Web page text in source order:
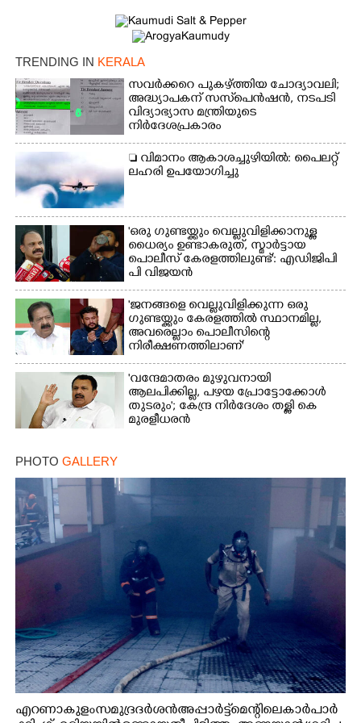
TRENDING IN KERALA
സവർക്കറെ പുകഴ്ത്തിയ ചോദ്യാവലി;
അദ്ധ്യാപകന് സസ്‌പെൻഷൻ, നടപടി
വിദ്യാഭ്യാസ മന്ത്രിയുടെ
നിർദേശപ്രകാരം
 വിമാനം ആകാശച്ചുഴിയിൽ: പൈലറ്റ്
ലഹരി ഉപയോഗിച്ചു
'ഒരു ഗുണ്ടയ്ക്കും വെല്ലുവിളിക്കാനുള്ള
ധൈര്യം ഉണ്ടാകരുത്, സ്മാർട്ടായ
പൊലീസ് കേരളത്തിലുണ്ട്': എഡിജിപി
പി വിജയൻ
'ജനങ്ങളെ വെല്ലുവിളിക്കുന്ന ഒരു
ഗുണ്ടയ്ക്കും കേരളത്തിൽ സ്ഥാനമില്ല,​
അവരെല്ലാം പൊലീസിന്റെ
നിരീക്ഷണത്തിലാണ്'
'വന്ദേമാതരം മുഴുവനായി
ആലപിക്കില്ല, പഴയ പ്രോട്ടോക്കോൾ
തുടരും'; കേന്ദ്ര നിർദേശം തള്ളി കെ
മുരളീധരൻ
PHOTO GALLERY
എറണാകുളം സമുദ്ര ദർശൻ അപ്പാർട്ട്മെന്റിലെ കാർ പാർ